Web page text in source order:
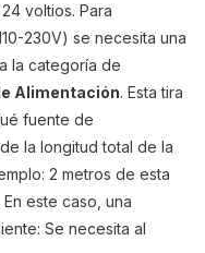
voltios. Para
230V) se necesita una
la categoría de
Alimentación. Esta tira
fuente de
la longitud total de la
2 metros de esta
este caso, una
Se necesita al